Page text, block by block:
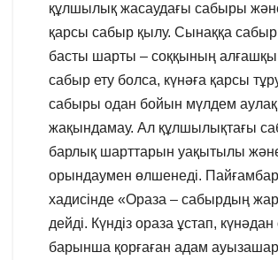
құлшылық жасаудағы сабыры
қарсы сабыр қылу. Сынаққа сабыр
басты шарты – соққының алғашқы
сабыр ету болса, күнәға қарсы
сабыры одан бойын мүлдем аулақ
жақындамау. Ал құлшылықтағы
барлық шарттарын уақытылы
орындаумен өлшенеді.
хадисінде «Ораза – сабырдың
дейді. Күндіз ораза ұстап, күнәдан
барынша қорғаған адам